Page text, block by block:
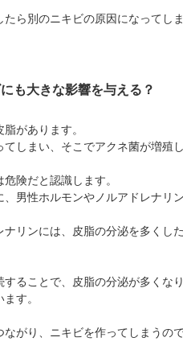
ら別のニキビの原因になってし
も大きな影響を与える？
があります。
しまい、そこでアクネ菌が増殖
険だと認識します。
男性ホルモンやノルアドレナリ
ナリンには、皮脂の分泌を多くし
することで、皮脂の分泌が多くな
す。
がり、ニキビを作ってしまうので